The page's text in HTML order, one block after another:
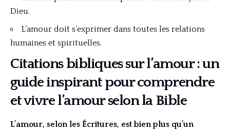
Dieu.
L’amour doit s’exprimer dans toutes les relations
humaines et spirituelles.
Citations bibliques sur l’amour : un
guide inspirant pour comprendre
et vivre l’amour selon la Bible
L’amour, selon les Écritures, est bien plus qu’un